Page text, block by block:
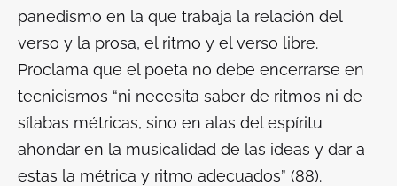
panedismo en la que trabaja la relación del
verso y la prosa, el ritmo y el verso libre.
Proclama que el poeta no debe encerrarse en
tecnicismos “ni necesita saber de ritmos ni de
sílabas métricas, sino en alas del espíritu
ahondar en la musicalidad de las ideas y dar a
estas la métrica y ritmo adecuados” (88).